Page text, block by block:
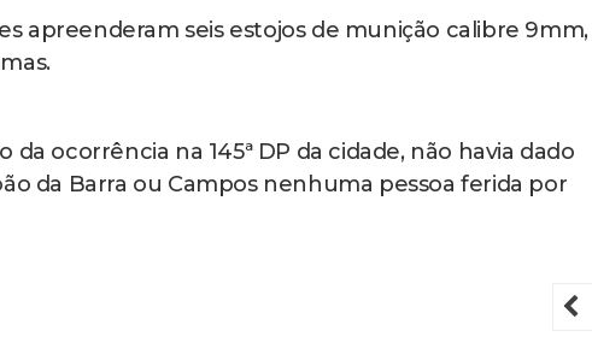
apreenderam seis estojos de munição calibre 9mm,
ocorrência na 145ª DP da cidade, não havia dado
da Barra ou Campos nenhuma pessoa ferida por